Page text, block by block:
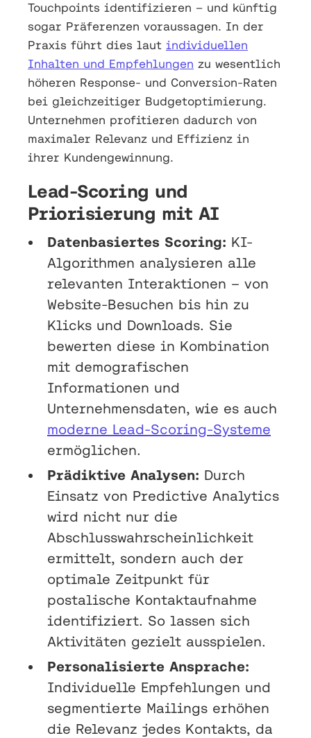
Touchpoints identifizieren – und künftig
sogar Präferenzen voraussagen. In der
Praxis führt dies laut individuellen
Inhalten und Empfehlungen zu wesentlich
höheren Response- und Conversion-Raten
bei gleichzeitiger Budgetoptimierung.
Unternehmen profitieren dadurch von
maximaler Relevanz und Effizienz in
ihrer Kundengewinnung.
Lead-Scoring und
Priorisierung mit AI
Datenbasiertes Scoring: KI-
Algorithmen analysieren alle
relevanten Interaktionen – von
Website-Besuchen bis hin zu
Klicks und Downloads. Sie
bewerten diese in Kombination
mit demografischen
Informationen und
Unternehmensdaten, wie es auch
moderne Lead-Scoring-Systeme
ermöglichen.
Prädiktive Analysen: Durch
Einsatz von Predictive Analytics
wird nicht nur die
Abschlusswahrscheinlichkeit
ermittelt, sondern auch der
optimale Zeitpunkt für
postalische Kontaktaufnahme
identifiziert. So lassen sich
Aktivitäten gezielt ausspielen.
Personalisierte Ansprache:
Individuelle Empfehlungen und
segmentierte Mailings erhöhen
die Relevanz jedes Kontakts, da